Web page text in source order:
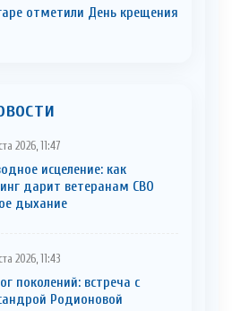
отметили День крещения
2026, 11:47
исцеление: как
дарит ветеранам СВО
дыхание
2026, 11:43
поколений: встреча с
Родионовой